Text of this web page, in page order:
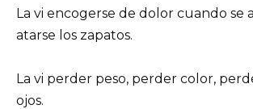
La vi encogerse de dolor cuando se
atarse los zapatos.
La vi perder peso, perder color,
ojos.